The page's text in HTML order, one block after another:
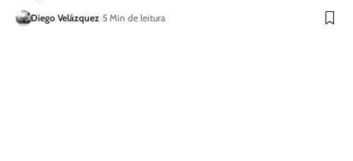
Diego Velázquez 5 Min de leitura